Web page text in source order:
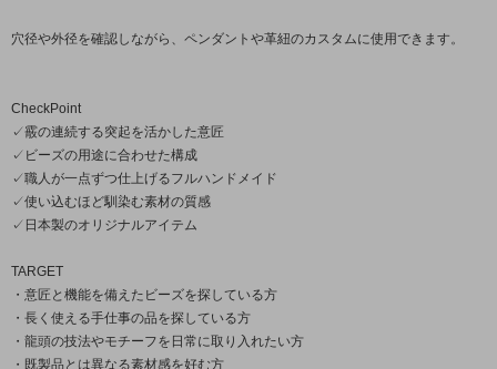
穴径や外径を確認しながら、ペンダントや革紐のカスタムに使用できます。
CheckPoint
✓霰の連続する突起を活かした意匠
✓ビーズの用途に合わせた構成
✓職人が一点ずつ仕上げるフルハンドメイド
✓使い込むほど馴染む素材の質感
✓日本製のオリジナルアイテム
TARGET
・意匠と機能を備えたビーズを探している方
・長く使える手仕事の品を探している方
・龍頭の技法やモチーフを日常に取り入れたい方
・既製品とは異なる素材感を好む方